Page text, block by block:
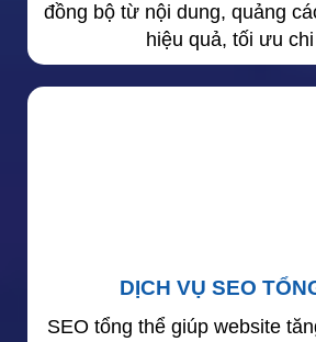
đồng bộ từ nội dung, quảng
hiệu quả, tối ưu
DỊCH VỤ SEO
SEO tổng thể giúp website